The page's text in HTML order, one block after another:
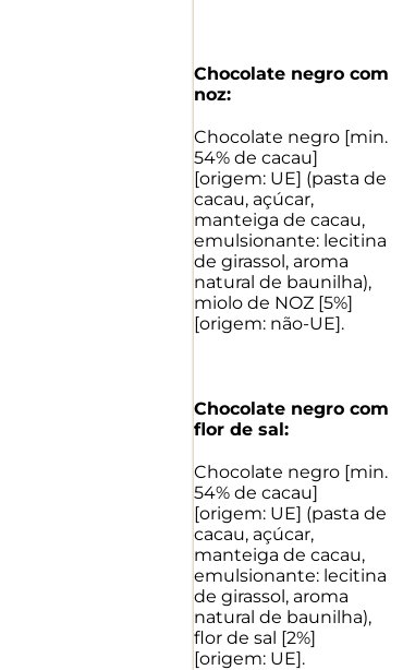
Chocolate negro com
noz:
Chocolate negro [min.
54% de cacau]
[origem: UE] (pasta de
cacau, açúcar,
manteiga de cacau,
emulsionante: lecitina
de girassol, aroma
natural de baunilha),
miolo de NOZ [5%]
[origem: não-UE].
Chocolate negro com
flor de sal:
Chocolate negro [min.
54% de cacau]
[origem: UE] (pasta de
cacau, açúcar,
manteiga de cacau,
emulsionante: lecitina
de girassol, aroma
natural de baunilha),
flor de sal [2%]
[origem: UE].